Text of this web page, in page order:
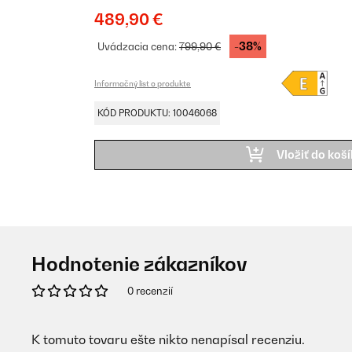
489,90 €
Uvádzacia cena:799,90 € -38%
Informačný list o produkte
KÓD PRODUKTU: 10046068
Vložiť do
Hodnotenie zákazníkov
0 recenzií
K tomuto tovaru ešte nikto nenapísal recenziu.